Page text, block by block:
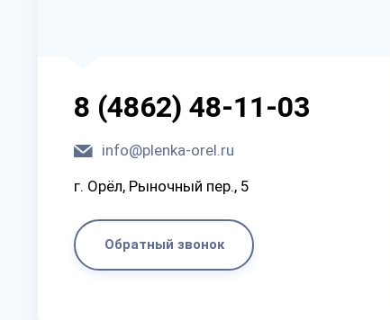
8 (4862) 48-11-03
info@plenka-orel.ru
г. Орёл, Рыночный пер., 5
Обратный звонок